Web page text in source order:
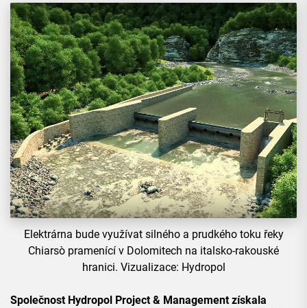
Elektrárna bude využívat silného a prudkého toku řeky
Chiarsò pramenící v Dolomitech na italsko-rakouské
hranici. Vizualizace: Hydropol
Společnost Hydropol Project & Management získala